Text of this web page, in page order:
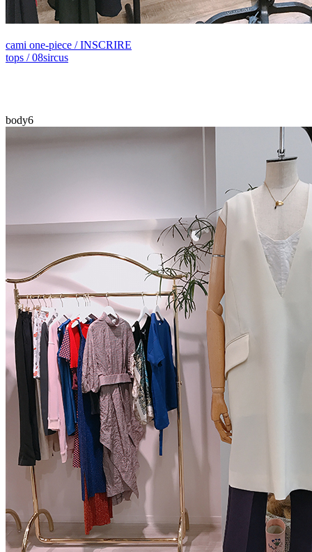
cami one-piece / INSCRIRE
tops / 08sircus
body6